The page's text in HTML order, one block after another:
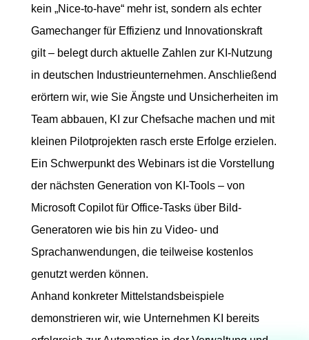
kein „Nice-to-have“ mehr ist, sondern als echter
Gamechanger für Effizienz und Innovationskraft
gilt – belegt durch aktuelle Zahlen zur KI-Nutzung
in deutschen Industrieunternehmen. Anschließend
erörtern wir, wie Sie Ängste und Unsicherheiten im
Team abbauen, KI zur Chefsache machen und mit
kleinen Pilotprojekten rasch erste Erfolge erzielen.
Ein Schwerpunkt des Webinars ist die Vorstellung
der nächsten Generation von KI-Tools – von
Microsoft Copilot für Office-Tasks über Bild-
Generatoren wie bis hin zu Video- und
Sprachanwendungen, die teilweise kostenlos
genutzt werden können.
Anhand konkreter Mittelstandsbeispiele
demonstrieren wir, wie Unternehmen KI bereits